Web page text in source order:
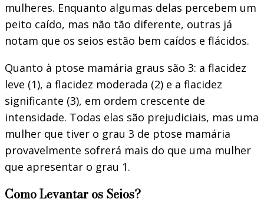
mulheres. Enquanto algumas delas percebem um
peito caído, mas não tão diferente, outras já
notam que os seios estão bem caídos e flácidos.
Quanto à ptose mamária graus são 3: a flacidez
leve (1), a flacidez moderada (2) e a flacidez
significante (3), em ordem crescente de
intensidade. Todas elas são prejudiciais, mas uma
mulher que tiver o grau 3 de ptose mamária
provavelmente sofrerá mais do que uma mulher
que apresentar o grau 1.
Como Levantar os Seios?